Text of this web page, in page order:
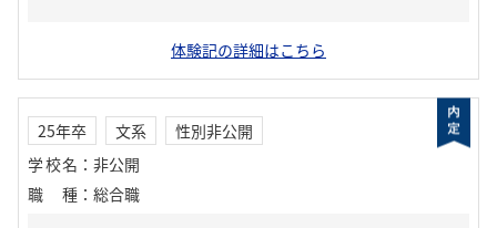
体験記の詳細はこちら
25年卒 文系
性別非公開
学校名 ： 非公開
職種 ： 総合職